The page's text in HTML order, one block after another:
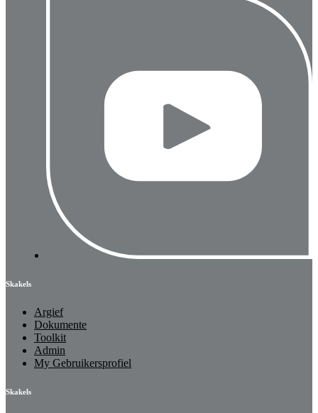
Skakels
Argief
Dokumente
Toolkit
Admin
My Gebruikersprofiel
Skakels